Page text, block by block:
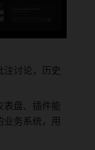
注讨论，历史
表盘、插件能
务系统，用